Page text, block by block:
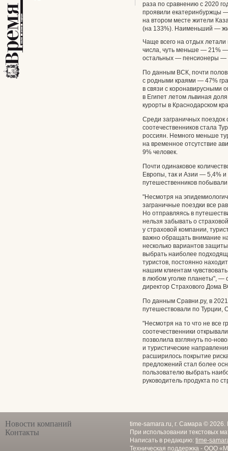
раза по сравнению с 2020
проявили екатеринбуржцы
на втором месте жители
(на 133%). Наименьший —
Чаще всего на отдых
числа, чуть меньше — 21%
остальных — пенсионеры —
По данным ВСК, почти
с родными краями — 47%
в связи с коронавирусными
в Египет летом львиная
курорты в Краснодарском
Среди заграничных
соотечественников стала
россиян. Немного меньше
на временное отсутствие
9% человек.
Почти одинаковое
Европы, так и Азии — 5,4%
путешественников
"Несмотря на
заграничные поездки все
Но отправляясь в
нельзя забывать о
у страховой компании,
важно обращать внимание
несколько вариантов
выбрать наиболее
туристов, постоянно
нашим клиентам
в любом уголке планеты", —
директор Страхового Дома
По данным Сравни.ру, в
путешествовали по Турции,
"Несмотря на то что не все
соотечественники
позволила взглянуть по-
и туристические
расширилось покрытие
предложений стал более
пользователю выбрать
руководитель продукта по
Новости компаний
Контакты
time-samara.ru, г. Самара ©
При использовании текстовых
Написать в редакцию: time-
Техническая поддержка - ООО